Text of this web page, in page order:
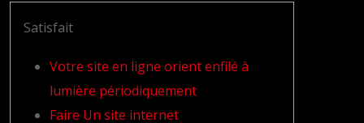
Satisfait
Votre site en ligne orient enfilé à
lumière périodiquement
Faire Un site internet